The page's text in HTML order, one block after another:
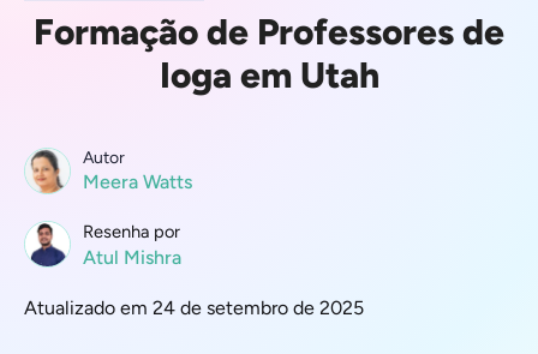
Formação de Professores de
Ioga em Utah
Autor
Meera Watts
Resenha por
Atul Mishra
Atualizado em 24 de setembro de 2025